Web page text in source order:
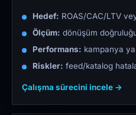
Hedef: ROAS/CAC/LTV
Ölçüm: dönüşüm
Performans: kampanya
Riskler: feed/katalog
Çalışma sürecini incele →